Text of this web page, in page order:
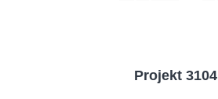
Projekt 3104